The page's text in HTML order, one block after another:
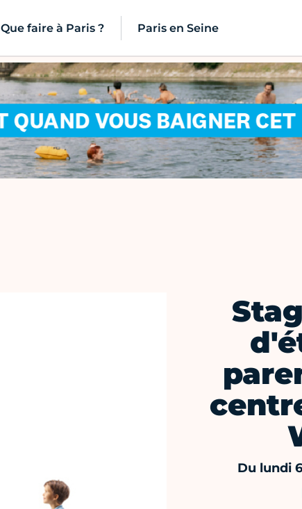
Que faire à Paris ? Paris en Seine
Du lundi